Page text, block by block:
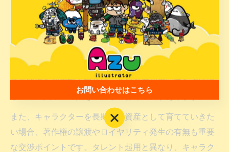
キャラクターデザインの価格を考える際、制作費だけで
なくライセンス料や著作権の取り扱いも大きなポイント
となります。商用利用や媒体横断での展開を想定する場
合、追加でライセンス料が発生するケースが一般的で
す。たとえば、印刷物だけでなく、ウェブや映像、グッ
ズ展開にも利用する場合は、その都度利用範囲を明確に
し、追加費用の有無を確認しておく必要があります。
また、キャラクターを長期的な資産として育てていきた
い場合、著作権の譲渡やロイヤリティ発生の有無も重要
な交渉ポイントです。タレント起用と異なり、キャラク
お問い合わせはこちら
お問い合わせはこちら